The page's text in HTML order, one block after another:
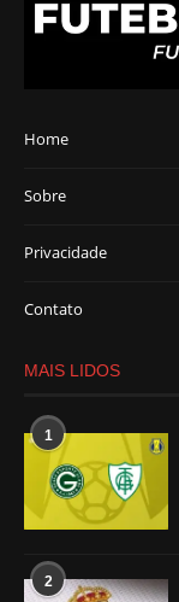
Home
Sobre
Privacidade
Contato
MAIS LIDOS
1
2